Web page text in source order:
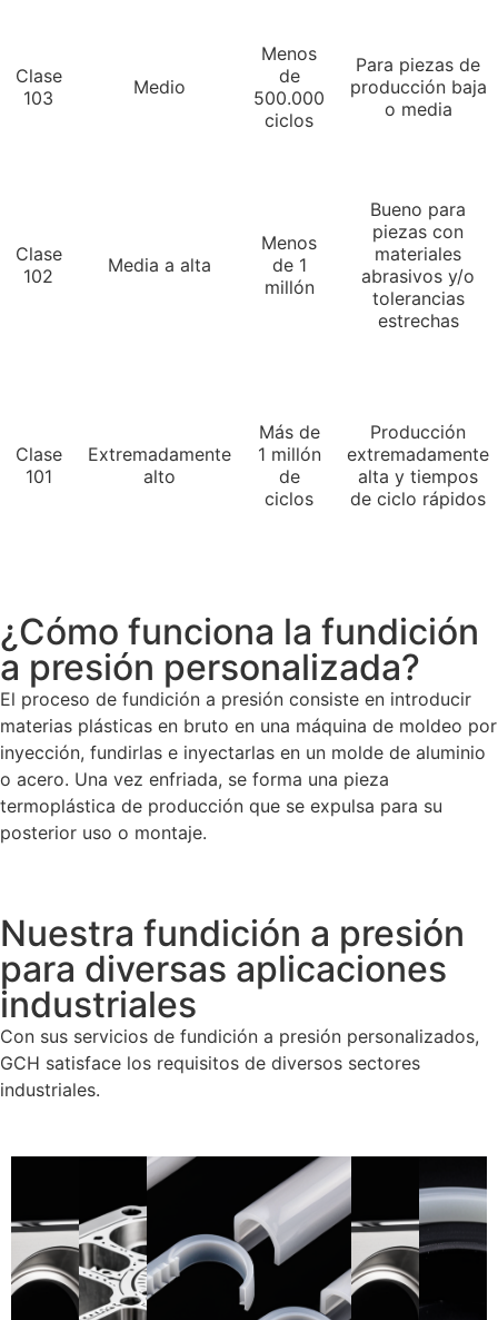
Clase
103
Medio
Menos
de
500.000
ciclos
Para piezas de
producción baja
o media
Clase
102
Media a alta
Menos
de 1
millón
Bueno para
piezas con
materiales
abrasivos y/o
tolerancias
estrechas
Clase
101
Extremadamente
alto
Más de
1 millón
de
ciclos
Producción
extremadamente
alta y tiempos
de ciclo rápidos
¿Cómo funciona la fundición
a presión personalizada?
El proceso de fundición a presión consiste en introducir
materias plásticas en bruto en una máquina de moldeo por
inyección, fundirlas e inyectarlas en un molde de aluminio
o acero. Una vez enfriada, se forma una pieza
termoplástica de producción que se expulsa para su
posterior uso o montaje.
Nuestra fundición a presión
para diversas aplicaciones
industriales
Con sus servicios de fundición a presión personalizados,
GCH satisface los requisitos de diversos sectores
industriales.